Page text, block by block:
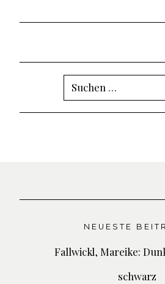
Suchen
nach:
NEUESTE
Fallwickl, Mareike:
schwarz